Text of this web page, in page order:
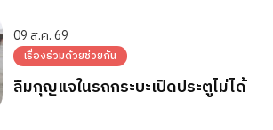
09 ส.ค. 69
เรื่องร่วมด้วยช่วยกัน
ลืมกุญแจในรถกระบะเปิดประตูไม่ได้